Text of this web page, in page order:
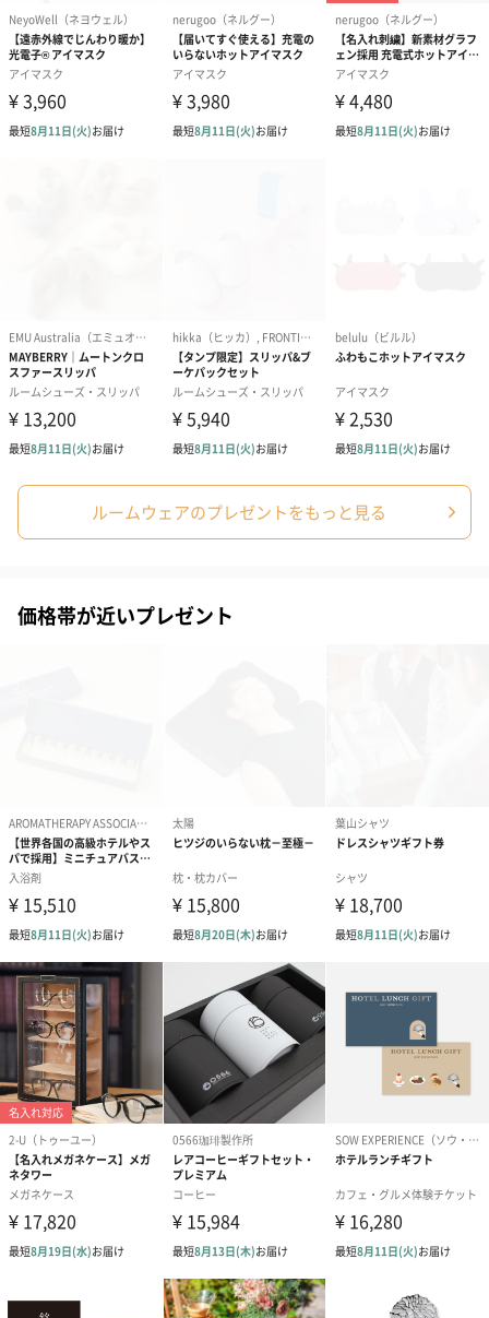
スイーツ
スイーツを同梱してお届けいたします。ギフトへの＋αにおすすめ
スキンケアグッズを同梱してお届けします。
ハンドクリーム3本セッ
ト【ありがとう】
（1,100円）
シャワージェル＆ハン
ドクリーム（ピンクグ
レープフルーツ）
（2,145円）
シャワージェ
ドクリーム（
ッシュローズ
円）
リラックスグッズ
リラックスグッズを同梱してお届けします。
ルームウェアのプレゼントをもっと見る
価格帯が近いプレゼント